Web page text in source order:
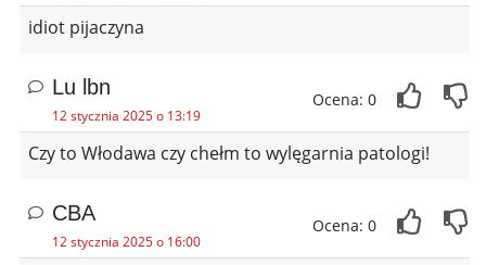
idiot pijaczyna
Lu lbn
12 stycznia 2025 o 13:19
Ocena: 0
Czy to Włodawa czy chełm to wylęgarnia patologi!
CBA
12 stycznia 2025 o 16:00
Ocena: 0